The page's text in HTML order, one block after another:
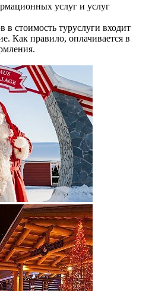
услуг и услуг
в стоимость туруслуги входит
Как правило, оплачивается в